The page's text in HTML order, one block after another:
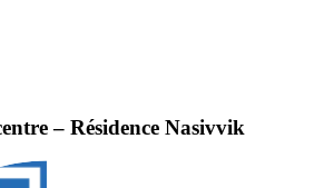
– Résidence Nasivvik